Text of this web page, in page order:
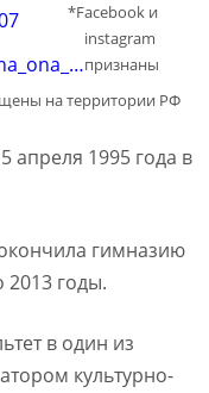
*Facebook и
instagram
признаны
на территории РФ
апреля 1995 года в
гимназию
2013 годы.
в один из
культурно-